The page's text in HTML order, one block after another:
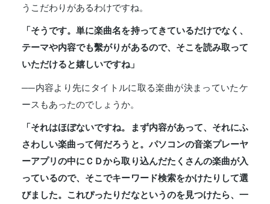
うこだわりがあるわけですね。
「そうです。単に楽曲名を持ってきているだけでなく、
テーマや内容でも繫がりがあるので、そこを読み取って
いただけると嬉しいですね」
──内容より先にタイトルに取る楽曲が決まっていたケ
ースもあったのでしょうか。
「それはほぼないですね。まず内容があって、それにふ
さわしい楽曲って何だろうと。パソコンの音楽プレーヤ
ーアプリの中にＣＤから取り込んだたくさんの楽曲が入
っているので、そこでキーワード検索をかけたりして選
びました。これぴったりだなというのを見つけたら、一